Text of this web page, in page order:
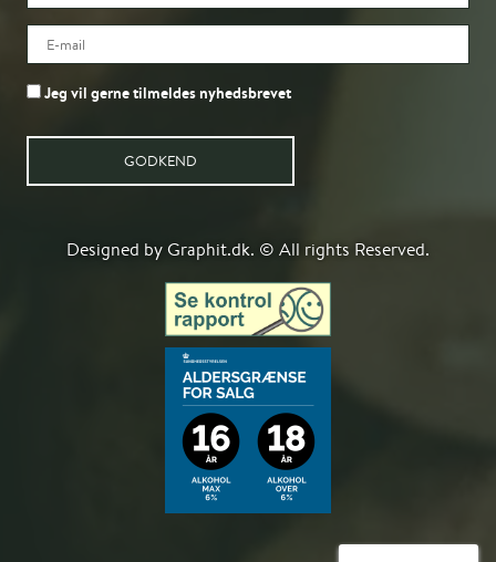
Jeg vil gerne tilmeldes nyhedsbrevet
GODKEND
Designed by Graphit.dk. © All rights Reserved.